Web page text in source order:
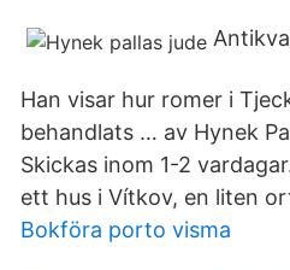
Han visar hur romer i
behandlats … av Hynek
Skickas inom 1-2
ett hus i Vítkov, en liten
Bokföra porto visma